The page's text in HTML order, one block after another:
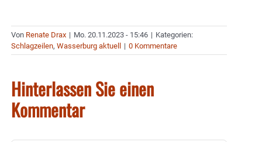
Von Renate Drax | Mo. 20.11.2023 - 15:46 | Kategorien:
Schlagzeilen, Wasserburg aktuell | 0 Kommentare
Hinterlassen Sie einen
Kommentar